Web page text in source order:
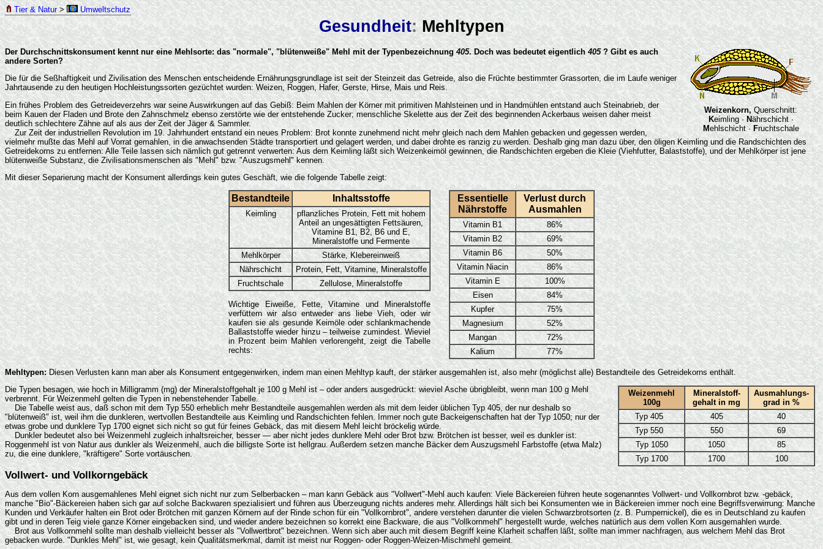
Tier & Natur> Umweltschutz
Gesundheit:Mehltypen
Weizenkorn,Querschnitt:
Keimling ·Nährschicht ·
Mehlschicht · Fruchtschale
Der Durchschnittskonsument kennt nur eine Mehlsorte: das "normale", "blütenweiße" Mehl mit der Typenbezeichnung405. Doch was bedeutet eigentlich405? Gibt es auch
andere Sorten?
Die für die Seßhaftigkeit und Zivilisation des Menschen entscheidende Ernährungsgrundlage ist seit der Steinzeit das Getreide, also die Früchte bestimmter Grassorten, die im Laufe weniger
Jahrtausende zu den heutigen Hochleistungssorten gezüchtet wurden: Weizen, Roggen, Hafer, Gerste, Hirse, Mais und Reis.
Ein frühes Problem des Getreideverzehrs war seine Auswirkungen auf das Gebiß: Beim Mahlen der Körner mit primitiven Mahlsteinen und in Handmühlen entstand auch Steinabrieb, der
beim Kauen der Fladen und Brote den Zahnschmelz ebenso zerstörte wie der entstehende Zucker; menschliche Skelette aus der Zeit des beginnenden Ackerbaus weisen daher meist
deutlich schlechtere Zähne auf als aus der Zeit der Jäger & Sammler.
Zur Zeit der industriellen Revolution im 19. Jahrhundert entstand ein neues Problem: Brot konnte zunehmend nicht mehr gleich nach dem Mahlen gebacken und gegessen werden,
vielmehr mußte das Mehl auf Vorrat gemahlen, in die anwachsenden Städte transportiert und gelagert werden, und dabei drohte es ranzig zu werden. Deshalb ging man dazu über, den öligen Keimling und die Randschichten des
Getreidekorns zu entfernen: Alle Teile lassen sich nämlich gut getrennt verwerten: Aus dem Keimling läßt sich Weizenkeimöl gewinnen, die Randschichten ergeben die Kleie (Viehfutter, Balaststoffe), und der Mehlkörper ist jene
blütenweiße Substanz, die Zivilisationsmenschen als "Mehl" bzw. "Auszugsmehl" kennen.
Mit dieser Separierung macht der Konsument allerdings kein gutes Geschäft, wie die folgende Tabelle zeigt:
Bestandteile Inhaltsstoffe
Keimling
pflanzliches Protein, Fett mit hohem
Anteil an ungesättigten Fettsäuren,
Vitamine B1, B2, B6 und E,
Mineralstoffe und Fermente
Mehlkörper
Stärke, Klebereinweiß
Nährschicht
Protein, Fett, Vitamine, Mineralstoffe
Fruchtschale
Zellulose, Mineralstoffe
Wichtige Eiweiße, Fette, Vitamine und Mineralstoffe
verfüttern wir also entweder ans liebe Vieh, oder wir
kaufen sie als gesunde Keimöle oder schlankmachende
Ballaststoffe wieder hinzu – teilweise zumindest. Wieviel
in Prozent beim Mahlen verlorengeht, zeigt die Tabelle
rechts:
Essentielle
Nährstoffe
Verlust durch
Ausmahlen
Vitamin B1
86%
Vitamin B2
69%
Vitamin B6
50%
Vitamin Niacin
86%
Vitamin E
100%
Eisen
84%
Kupfer
75%
Magnesium
52%
Mangan
72%
Kalium
77%
Mehltypen:Diesen Verlusten kann man aber als Konsument entgegenwirken, indem man einen Mehltyp kauft, der stärker ausgemahlen ist, also mehr (möglichst alle) Bestandteile des Getreidekorns enthält.
Weizenmehl
100g
Mineralstoff-
gehalt in mg
Ausmahlungs-
grad in %
Typ 405
405
40
Typ 550
550
69
Typ 1050
1050
85
Typ 1700
1700 100
Die Typen besagen, wie hoch in Milligramm (mg) der Mineralstoffgehalt je 100 g Mehl ist – oder anders ausgedrückt: wieviel Asche übrigbleibt, wenn man 100 g Mehl
verbrennt. Für Weizenmehl gelten die Typen in nebenstehender Tabelle.
Die Tabelle weist aus, daß schon mit dem Typ 550 erheblich mehr Bestandteile ausgemahlen werden als mit dem leider üblichen Typ 405, der nur deshalb so
"blütenweiß" ist, weil ihm die dunkleren, wertvollen Bestandteile aus Keimling und Randschichten fehlen. Immer noch gute Backeigenschaften hat der Typ 1050; nur der
etwas grobe und dunklere Typ 1700 eignet sich nicht so gut für feines Gebäck, das mit diesem Mehl leicht bröckelig würde.
Dunkler bedeutet also bei Weizenmehl zugleich inhaltsreicher, besser — aber nicht jedes dunklere Mehl oder Brot bzw. Brötchen ist besser, weil es dunkler ist:
Roggenmehl ist von Natur aus dunkler als Weizenmehl, auch die billigste Sorte ist hellgrau. Außerdem setzen manche Bäcker dem Auszugsmehl Farbstoffe (etwa Malz)
zu, die eine dunklere, "kräftigere" Sorte vortäuschen.
Vollwert- und Vollkorngebäck
Aus dem vollen Korn ausgemahlenes Mehl eignet sich nicht nur zum Selberbacken – man kann Gebäck aus "Vollwert"-Mehl auch kaufen: Viele Bäckereien führen heute sogenanntes Vollwert- und Vollkornbrot bzw. -gebäck,
manche "Bio"-Bäckereien haben sich gar auf solche Backwaren spezialisiert und führen aus Überzeugung nichts anderes mehr. Allerdings hält sich bei Konsumenten wie in Bäckereien immer noch eine Begriffsverwirrung: Manche
Kunden und Verkäufer halten ein Brot oder Brötchen mit ganzen Körnern auf der Rinde schon für ein "Vollkornbrot", andere verstehen darunter die vielen Schwarzbrotsorten (z. B. Pumpernickel), die es in Deutschland zu kaufen
gibt und in deren Teig viele ganze Körner eingebacken sind, und wieder andere bezeichnen so korrekt eine Backware, die aus "Vollkornmehl" hergestellt wurde, welches natürlich aus dem vollen Korn ausgemahlen wurde.
Brot aus Vollkornmehl sollte man deshalb vielleicht besser als "Vollwertbrot" bezeichnen. Wenn sich aber auch mit diesem Begriff keine Klarheit schaffen läßt, sollte man immer nachfragen, aus welchem Mehl das Brot
gebacken wurde. "Dunkles Mehl" ist, wie gesagt, kein Qualitätsmerkmal, damit ist meist nur Roggen- oder Roggen-Weizen-Mischmehl gemeint.